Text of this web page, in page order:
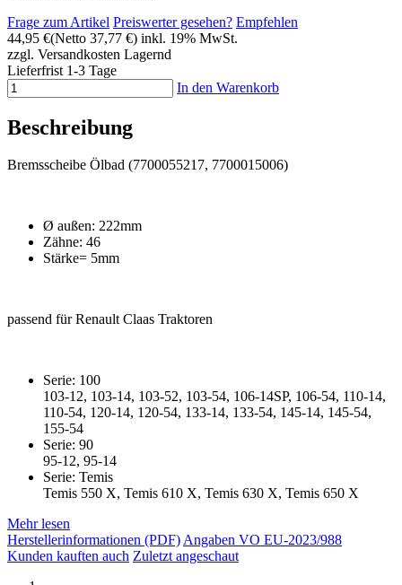
Frage zum Artikel Preiswerter gesehen? Empfehlen
44,95 €(Netto 37,77 €) inkl. 19% MwSt.
zzgl. Versandkosten Lagernd
Lieferfrist 1-3 Tage
In den Warenkorb
Beschreibung
Bremsscheibe Ölbad (7700055217, 7700015006)
Ø außen: 222mm
Zähne: 46
Stärke= 5mm
passend für Renault Claas Traktoren
Serie: 100
103-12, 103-14, 103-52, 103-54, 106-14SP, 106-54, 110-14,
110-54, 120-14, 120-54, 133-14, 133-54, 145-14, 145-54,
155-54
Serie: 90
95-12, 95-14
Serie: Temis
Temis 550 X, Temis 610 X, Temis 630 X, Temis 650 X
Mehr lesen
Herstellerinformationen (PDF)Angaben VO EU-2023/988
Kunden kauften auch Zuletzt angeschaut